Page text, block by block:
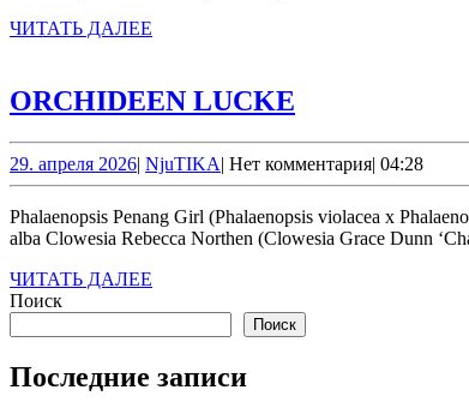
ЧИТАТЬ ДАЛЕЕ
ORCHIDEEN LUCKE
29. апреля 202629.
апреля
| NjuTIKANjuTIKA
| Нет комментария| 04:28
Phalaenopsis Penang Girl (Phalaenopsis violacea x Phalaenopsis venosa) Guarianthe bowringiana Vanda Cochlezella Tsiku Chuchango (Warczewiczella amazonica x Cochlezella Amazing) Ludisia discolor var.
alba Clowesia Rebecca Northen (Clowesia Grace Dunn
ЧИТАТЬ ДАЛЕЕ
Поиск
Поиск
Последние записи